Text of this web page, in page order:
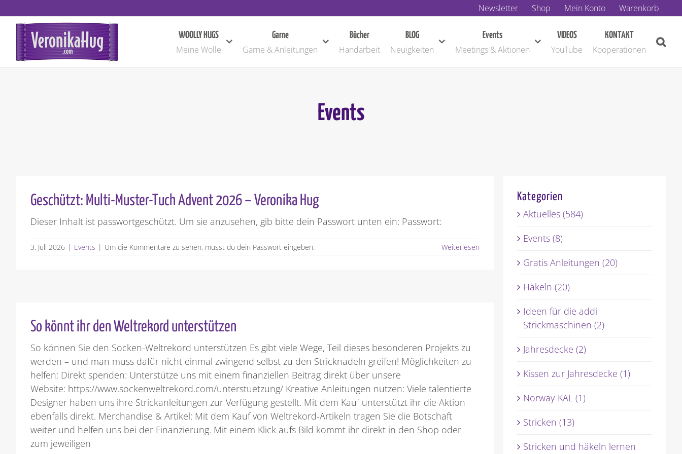
Inhalt
springen
Newsletter Shop Mein Konto Warenkorb
WOOLLY HUGS
Meine Wolle
Garne
Garne & Anleitungen
Bücher
Handarbeit
BLOG
Neuigkeiten
Events
Meetings & Aktionen
VIDEOS
YouTube
KONTAKT
Kooperationen
Events
Geschützt: Multi-Muster-Tuch Advent 2026 – Veronika Hug
Dieser Inhalt ist passwortgeschützt. Um sie anzusehen, gib bitte dein Passwort unten ein: Passwort:
3. Juli 2026 | Events | Um die Kommentare zu sehen, musst du dein Passwort eingeben. Weiterlesen
So könnt ihr den Weltrekord unterstützen
So können Sie den Socken-Weltrekord unterstützen Es gibt viele Wege, Teil dieses besonderen Projekts zu
werden – und man muss dafür nicht einmal zwingend selbst zu den Stricknadeln greifen! Möglichkeiten zu
helfen: Direkt spenden: Unterstütze uns mit einem finanziellen Beitrag direkt über unsere
Website: https://www.sockenweltrekord.com/unterstuetzung/ Kreative Anleitungen nutzen: Viele talentierte
Designer haben uns ihre Strickanleitungen zur Verfügung gestellt. Mit dem Kauf unterstützt ihr die Aktion
ebenfalls direkt. Merchandise & Artikel: Mit dem Kauf von Weltrekord-Artikeln tragen Sie die Botschaft
weiter und helfen uns bei der Finanzierung. Mit einem Klick aufs Bild kommt ihr direkt in den Shop oder
zum jeweiligen
Kategorien
Aktuelles (584)
Events (8)
Gratis Anleitungen (20)
Häkeln (20)
Ideen für die addi
Strickmaschinen (2)
Jahresdecke (2)
Kissen zur Jahresdecke (1)
Norway-KAL (1)
Stricken (13)
Stricken und häkeln lernen